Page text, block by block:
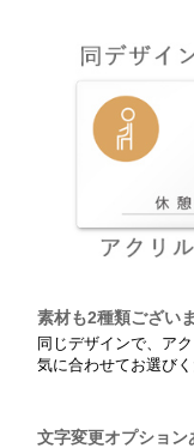
素材も2種類ござい
同じデザインで、ア
気に合わせてお選びく
文字変更オプション